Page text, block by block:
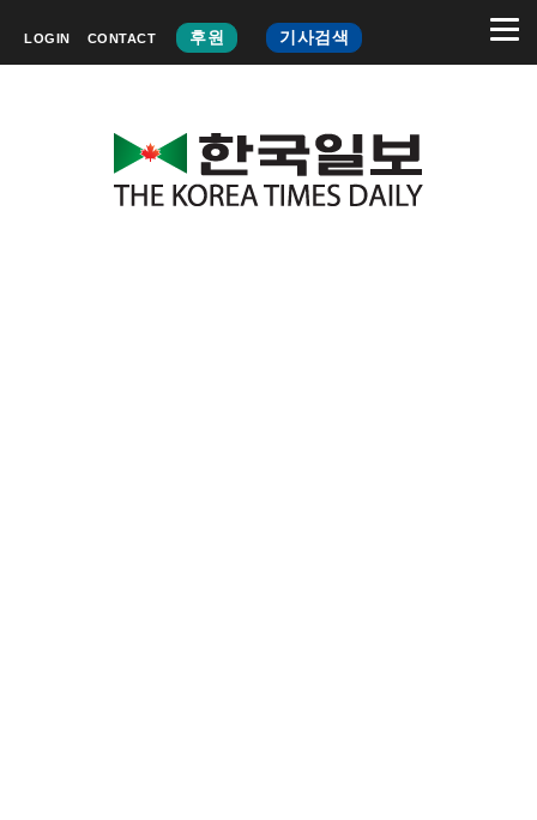
LOGIN CONTACT 후원 기사검색